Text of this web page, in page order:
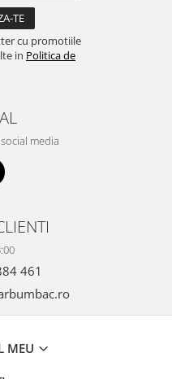
cu promotiile
in Politica de
media
461
MEU